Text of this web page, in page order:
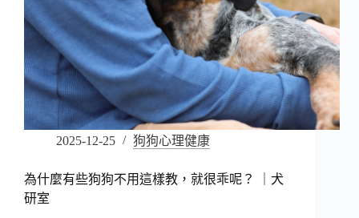
2025-12-25 狗狗心理健康
為什麼有些狗狗不用這樣教，就很乖呢？ ｜犬
研室